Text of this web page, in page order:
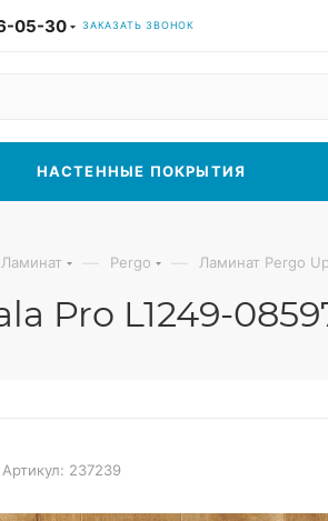
05-30 ЗАКАЗАТЬ ЗВОНОК
НАСТЕННЫЕ ПОКРЫТИЯ
Ламинат — Pergo — Ламинат Pergo
Pro L1249-
Артикул: 237239